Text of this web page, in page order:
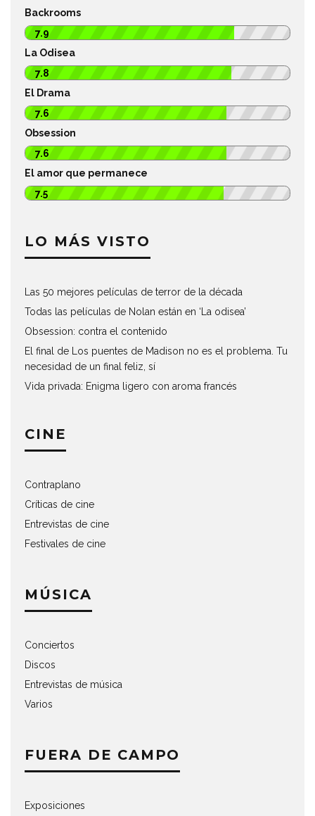
Backrooms
7.9
La Odisea
7.8
El Drama
7.6
Obsession
7.6
El amor que permanece
7.5
LO MÁS VISTO
Las 50 mejores películas de terror de la década
Todas las películas de Nolan están en ‘La odisea’
Obsession: contra el contenido
El final de Los puentes de Madison no es el problema. Tu
necesidad de un final feliz, sí
Vida privada: Enigma ligero con aroma francés
CINE
Contraplano
Críticas de cine
Entrevistas de cine
Festivales de cine
MÚSICA
Conciertos
Discos
Entrevistas de música
Varios
FUERA DE CAMPO
Exposiciones